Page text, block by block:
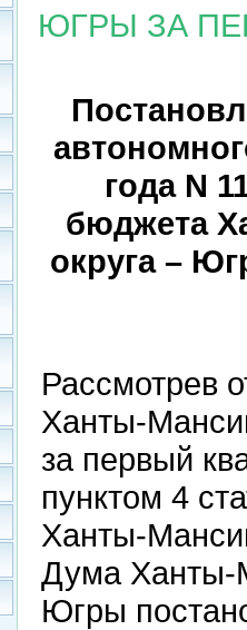
ЮГРЫ ЗА
года N
бюджета
округа –
Рассмотрев
Ханты-
за первый
пунктом 4
Ханты-
Дума Ханты-
Югры